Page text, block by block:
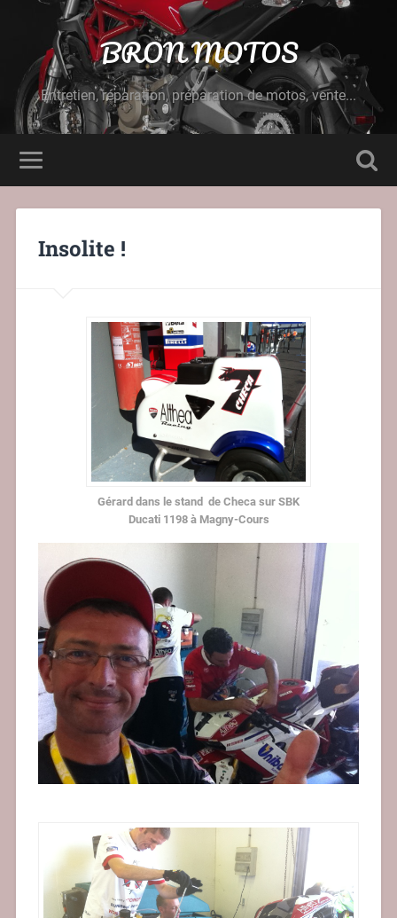
BRON MOTOS
Entretien, réparation, préparation de motos, vente...
Insolite !
Gérard dans le stand de Checa sur SBK
Ducati 1198 à Magny-Cours